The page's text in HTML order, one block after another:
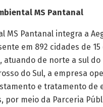
MS Pantanal
MS Pantanal integra a
em 892 cidades de 15
atuando de norte a sul
do Sul, a empresa
e tratamento de
por meio da Parceria